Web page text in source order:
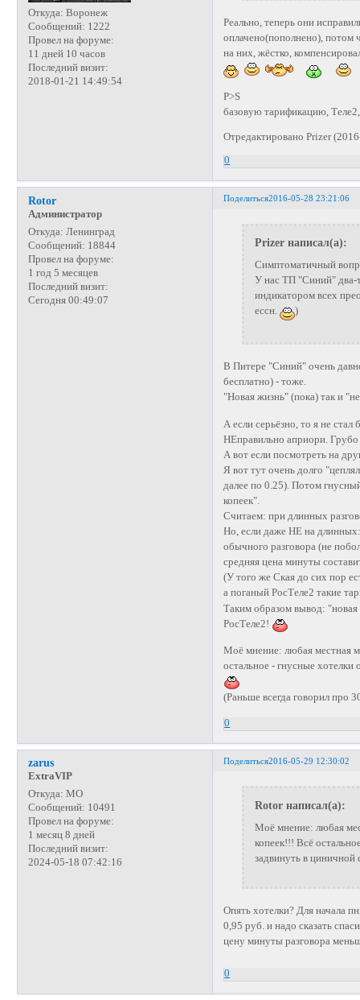
Откуда: Воронеж
Сообщений: 1222
Провел на форуме:
11 дней 10 часов
Последний визит:
2018-01-21 14:49:54
Реально, теперь они
оплачено(пополнено), потом
на них, жёстко,
P>S
базовую тарификацию,
Отредактировано Prizer
0
Поделиться2016-05-28 23:21:06
Rotor
Администратор
Откуда: Ленинград
Сообщений: 18844
Провел на форуме:
1 год 5 месяцев
Последний визит:
Сегодня 00:49:07
Prizer написал(а):
Симптоматичный
У нас ТП "Синий" два-
индикатором всех
ессн.
)
В Питере "Синий" очень
бесплатно) - тоже.
"Новая жизнь" (пока) так и
А если серьёзно, то я не
НЕправильно априори. Грубо
А вот если посмотреть на
Я вот тут очень долго
далее по 0.25). Потом
копеек".
Считаем: при длинных
Но, если даже НЕ на
обычного разговора (не
средняя цена минуты
(У того же Ская до сих пор
а поганый РосТеле2 такие
Таким образом вывод: "новая
РосТеле2!
Моё мнение: любая местная
остальное - гнусные хотелки
(Раньше всегда говорил про
0
Поделиться2016-05-29 12:30:02
zarus
ExtraVIP
Откуда: МО
Сообщений: 10491
Провел на форуме:
1 месяц 8 дней
Последний визит:
2024-05-18 07:42:16
Rotor написал(а):
Моё мнение: любая
копеек!!! Всё
задвинуть в циничной
Опять хотелки? Для начала
0,95 руб. и надо сказать
цену минуты разговора
0